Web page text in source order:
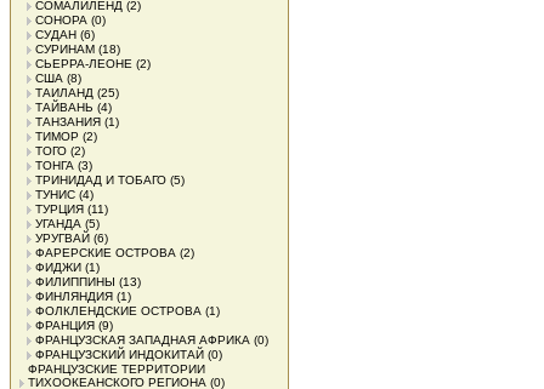
СОМАЛИЛЕНД (2)
СОНОРА (0)
СУДАН (6)
СУРИНАМ (18)
СЬЕРРА-ЛЕОНЕ (2)
США (8)
ТАИЛАНД (25)
ТАЙВАНЬ (4)
ТАНЗАНИЯ (1)
ТИМОР (2)
ТОГО (2)
ТОНГА (3)
ТРИНИДАД И ТОБАГО (5)
ТУНИС (4)
ТУРЦИЯ (11)
УГАНДА (5)
УРУГВАЙ (6)
ФАРЕРСКИЕ ОСТРОВА (2)
ФИДЖИ (1)
ФИЛИППИНЫ (13)
ФИНЛЯНДИЯ (1)
ФОЛКЛЕНДСКИЕ ОСТРОВА (1)
ФРАНЦИЯ (9)
ФРАНЦУЗСКАЯ ЗАПАДНАЯ АФРИКА (0)
ФРАНЦУЗСКИЙ ИНДОКИТАЙ (0)
ФРАНЦУЗСКИЕ ТЕРРИТОРИИ
ТИХООКЕАНСКОГО РЕГИОНА (0)